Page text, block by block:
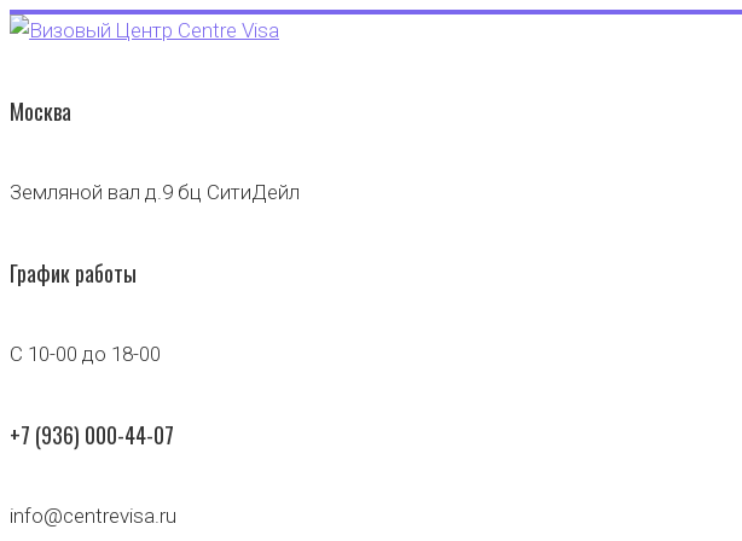
Москва
Земляной вал д.9 бц СитиДейл
График работы
С 10-00 до 18-00
+7 (936) 000-44-07
info@centrevisa.ru